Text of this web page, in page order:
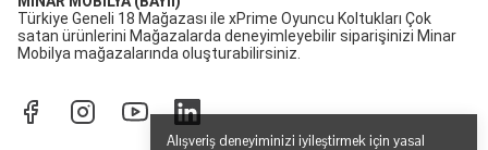
Alışveriş deneyiminizi iyileştirmek için yasal
Türkiye Geneli 18 Mağazası ile xPrime Oyuncu Koltukları Çok
satan ürünlerini Mağazalarda deneyimleyebilir siparişinizi Minar
Mobilya mağazalarında oluşturabilirsiniz.